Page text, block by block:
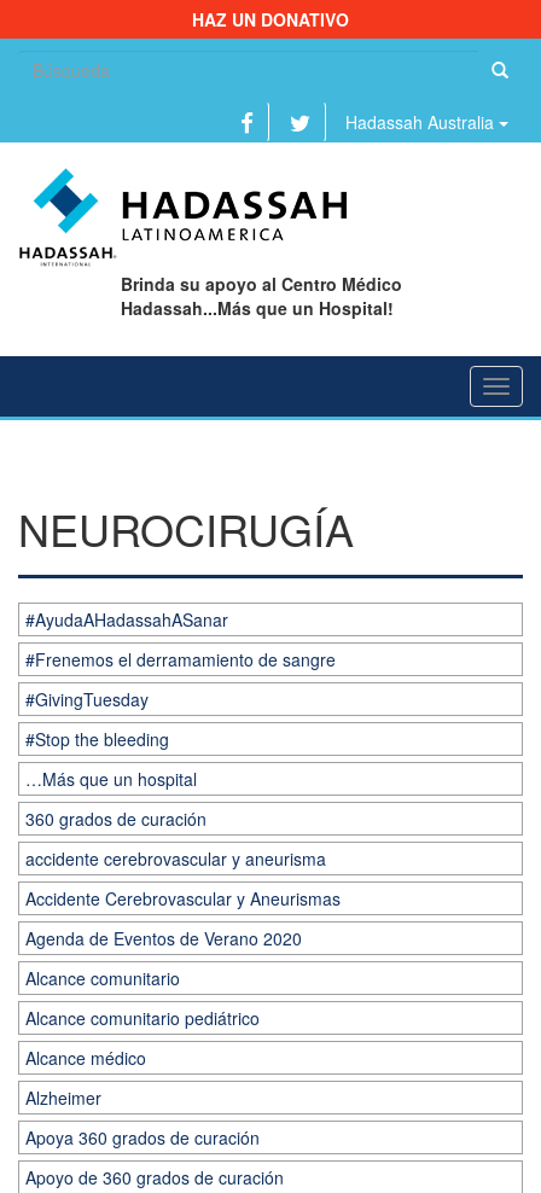
HAZ UN DONATIVO
Hadassah Australia
Brinda su apoyo al Centro Médico
Hadassah...Más que un Hospital!
NEUROCIRUGÍA
#AyudaAHadassahASanar
#Frenemos el derramamiento de sangre
#GivingTuesday
#Stop the bleeding
…Más que un hospital
360 grados de curación
accidente cerebrovascular y aneurisma
Accidente Cerebrovascular y Aneurismas
Agenda de Eventos de Verano 2020
Alcance comunitario
Alcance comunitario pediátrico
Alcance médico
Alzheimer
Apoya 360 grados de curación
Apoyo de 360 grados de curación